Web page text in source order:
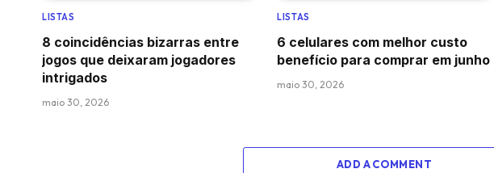
LISTAS
8 coincidências bizarras entre
jogos que deixaram jogadores
intrigados
maio 30, 2026
LISTAS
6 celulares com melhor custo
benefício para comprar em junho
maio 30, 2026
ADD A COMMENT